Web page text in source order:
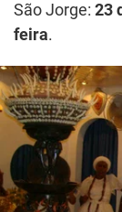
São Jorge: 23
feira.